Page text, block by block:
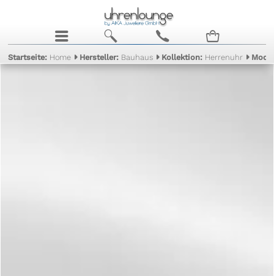
j b c n
Startseite: Home Hersteller: Bauhaus Kollektion: Herrenuhr